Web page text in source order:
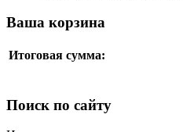
Ваша корзина
Итоговая сумма:
Поиск по сайту